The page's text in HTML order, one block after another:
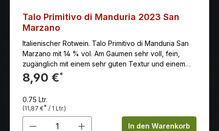
Talo Primitivo di Manduria 2023 San
Marzano
Italienischer Rotwein. Talo Primitivo di Manduria San
Marzano mit 14 % vol. Am Gaumen sehr voll, fein,
zugänglich mit einem sehr guten Textur und einem
fruchtbetonten und langem Abgang.
8,90 €*
0.75 Ltr.
(11,87 €* / 1 Ltr.)
Produkt Anzahl: Gib denIn den Warenkorb